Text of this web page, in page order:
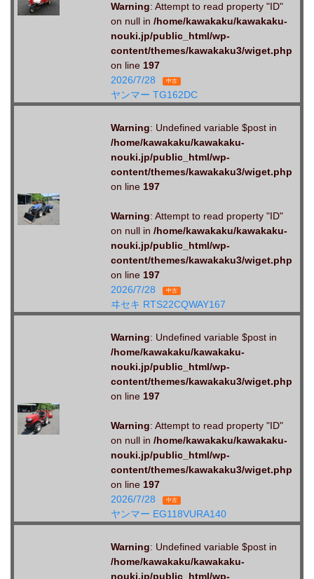
Warning: Attempt to read property "ID"
on null in /home/kawakaku/kawakaku-
nouki.jp/public_html/wp-
content/themes/kawakaku3/wiget.php
on line 197
2026/7/28
中古
ヤンマー TG162DC
Warning: Undefined variable $post in
/home/kawakaku/kawakaku-
nouki.jp/public_html/wp-
content/themes/kawakaku3/wiget.php
on line 197
Warning: Attempt to read property "ID"
on null in /home/kawakaku/kawakaku-
nouki.jp/public_html/wp-
content/themes/kawakaku3/wiget.php
on line 197
2026/7/28
中古
ヰセキ RTS22CQWAY167
Warning: Undefined variable $post in
/home/kawakaku/kawakaku-
nouki.jp/public_html/wp-
content/themes/kawakaku3/wiget.php
on line 197
Warning: Attempt to read property "ID"
on null in /home/kawakaku/kawakaku-
nouki.jp/public_html/wp-
content/themes/kawakaku3/wiget.php
on line 197
2026/7/28
中古
ヤンマー EG118VURA140
Warning: Undefined variable $post in
/home/kawakaku/kawakaku-
nouki.jp/public_html/wp-